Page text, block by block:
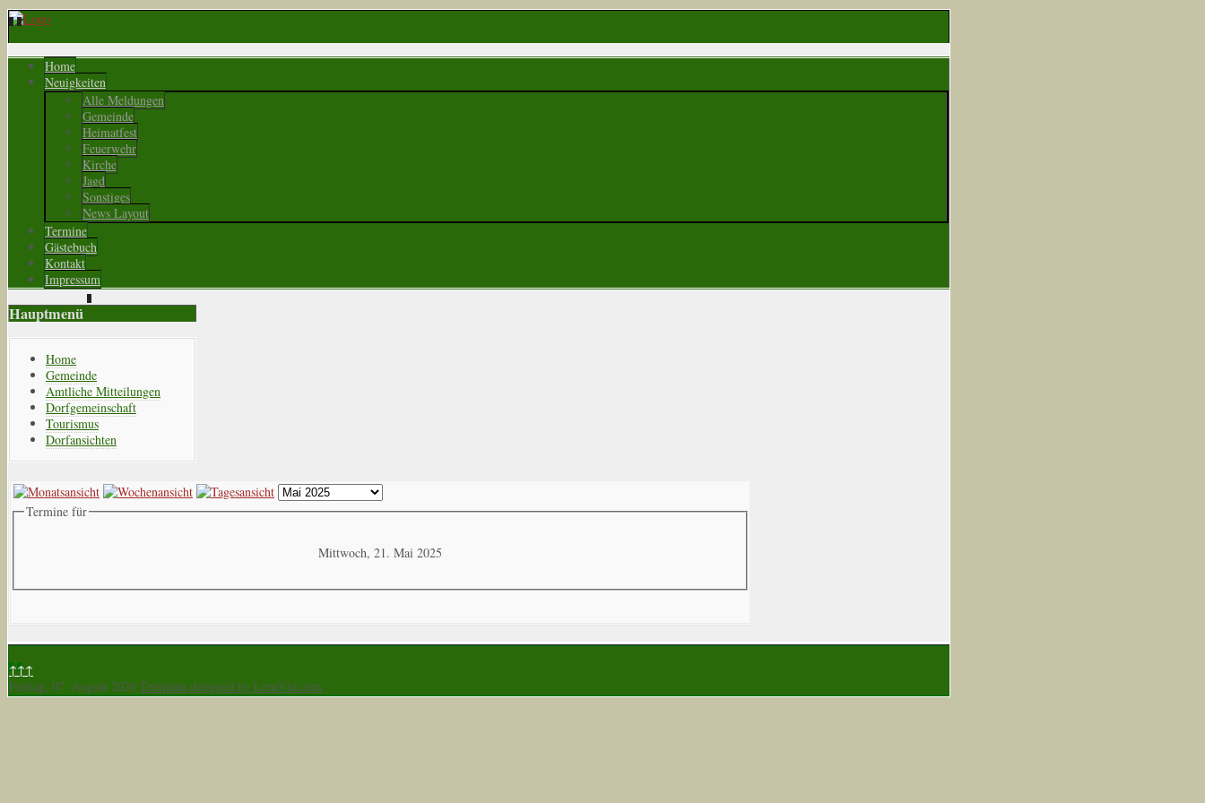
Home
Neuigkeiten
Alle Meldungen
Gemeinde
Heimatfest
Feuerwehr
Kirche
Jagd
Sonstiges
News Layout
Termine
Gästebuch
Kontakt
Impressum
Hauptmenü
Home
Gemeinde
Amtliche Mitteilungen
Dorfgemeinschaft
Tourismus
Dorfansichten
Termine für
Mittwoch, 21. Mai 2025
↑↑↑
Freitag, 07. August 2026 Template designed by LernVid.com